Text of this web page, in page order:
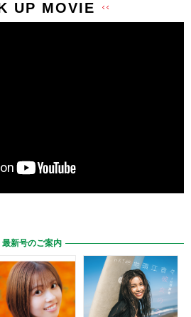
UP MOVIE
最新号のご案内